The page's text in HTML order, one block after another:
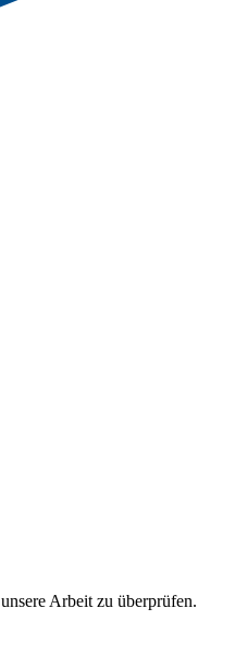
Arbeit zu überprüfen.